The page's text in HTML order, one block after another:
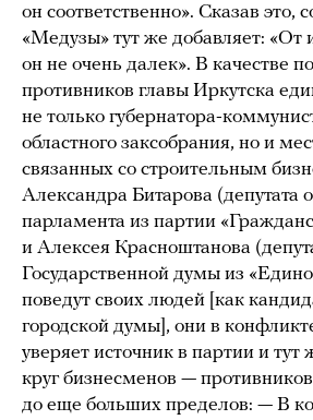
он соответственно». Сказав это,
«Медузы» тут же добавляет: «От
он не очень далек». В качестве
противников главы Иркутска
не только губернатора-
областного заксобрания, но и
связанных со строительным
Александра Битарова (депутата
парламента из партии
и Алексея Красноштанова
Государственной думы из
поведут своих людей [как
городской думы], они в
уверяет источник в партии и
круг бизнесменов —
до еще больших пределов: — В